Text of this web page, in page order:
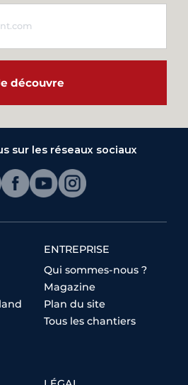
découvre
sur les réseaux sociaux
ENTREPRISE
Qui sommes-nous ?
Magazine
Plan du site
Tous les chantiers